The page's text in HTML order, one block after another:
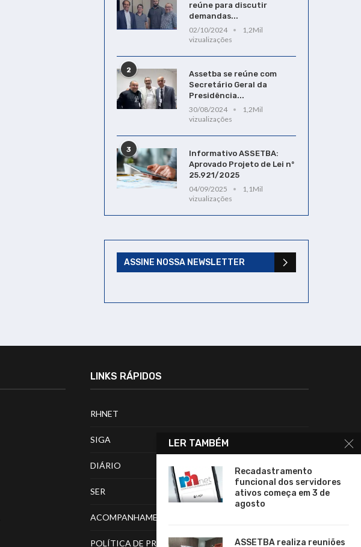
reúne para discutir
demandas...
02/10/2024
1,2Mil
vizualizações
2
Assetba se reúne com
Secretário Geral da
Presidência...
30/08/2024
1,2Mil
vizualizações
3
Informativo ASSETBA:
Aprovado Projeto de Lei nº
25.921/2025
04/09/2025
1,1Mil
vizualizações
ASSINE NOSSA NEWSLETTER
LINKS RÁPIDOS
RHNET
SIGA
DIÁRIO
SER
ACOMPANHAMENTO DE PROCESSOS
POLÍTICA DE PRIVACIDADE
LER TAMBÉM
Recadastramento
funcional dos servidores
ativos começa em 3 de
agosto
ASSETBA realiza reuniões